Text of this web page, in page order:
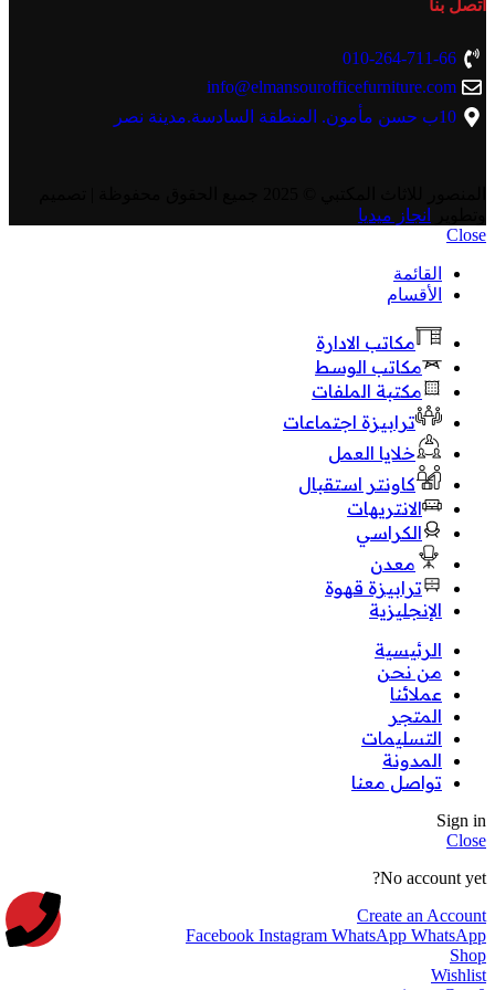
اتصل بنا
010-264-711-66
info@elmansourofficefurniture.com
10ب حسن مأمون. المنطقة السادسة.مدينة نصر
انجاز ميديا
Close
القائمة
الأقسام
مكاتب الادارة
مكاتب الوسط
مكتبة الملفات
ترابيزة اجتماعات
خلايا العمل
كاونتر استقبال
الانتريهات
الكراسي
معدن
ترابيزة قهوة
الإنجليزية
الرئيسية
من نحن
عملائنا
المتجر
التسليمات
المدونة
تواصل معنا
Sign in
Close
No account yet?
Create an Account
Facebook Instagram WhatsApp WhatsApp
Shop
Wishlist